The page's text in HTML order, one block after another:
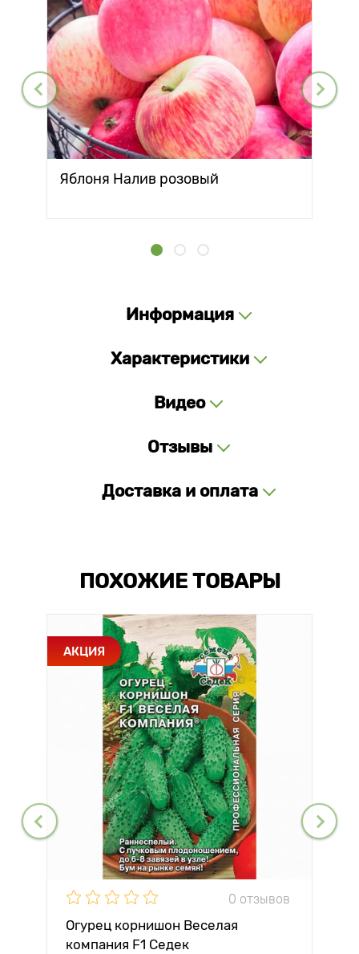
Яблоня Налив розовый
Информация
Характеристики
Видео
Отзывы
Доставка и оплата
ПОХОЖИЕ ТОВАРЫ
АКЦИЯ
0 отзывов
Огурец корнишон Веселая
компания F1 Седек